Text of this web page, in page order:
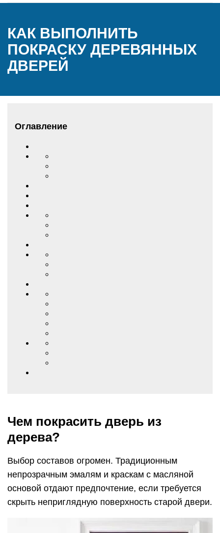
КАК ВЫПОЛНИТЬ
ПОКРАСКУ ДЕРЕВЯННЫХ
ДВЕРЕЙ
Оглавление
Чем покрасить дверь из
дерева?
Выбор составов огромен. Традиционным
непрозрачным эмалям и краскам с масляной
основой отдают предпочтение, если требуется
скрыть неприглядную поверхность старой двери.